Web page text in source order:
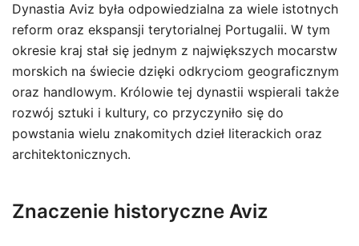
Dynastia Aviz była odpowiedzialna za wiele istotnych
reform oraz ekspansji terytorialnej Portugalii. W tym
okresie kraj stał się jednym z największych mocarstw
morskich na świecie dzięki odkryciom geograficznym
oraz handlowym. Królowie tej dynastii wspierali także
rozwój sztuki i kultury, co przyczyniło się do
powstania wielu znakomitych dzieł literackich oraz
architektonicznych.
Znaczenie historyczne Aviz